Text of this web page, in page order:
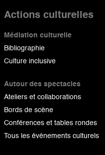
Actions culturelles
Médiation culturelle
Bibliographie
Culture inclusive
Autour des spectacles
Ateliers et collaborations
Bords de scène
Conférences et tables rondes
Tous les événements culturels